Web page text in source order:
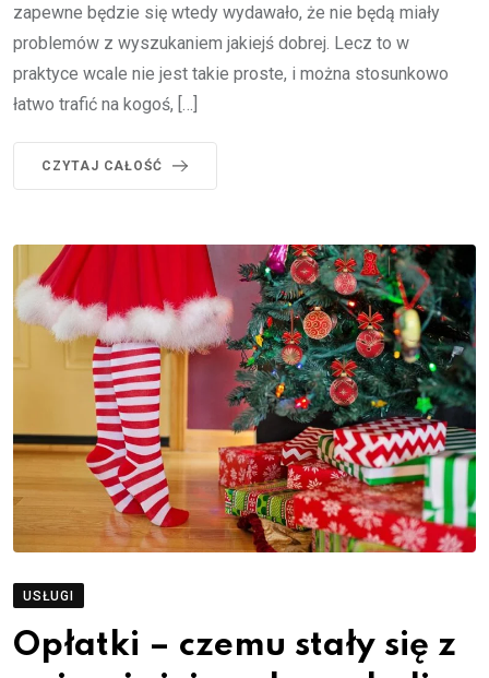
zapewne będzie się wtedy wydawało, że nie będą miały
problemów z wyszukaniem jakiejś dobrej. Lecz to w
praktyce wcale nie jest takie proste, i można stosunkowo
łatwo trafić na kogoś, […]
CZYTAJ CAŁOŚĆ
USŁUGI
Opłatki – czemu stały się z